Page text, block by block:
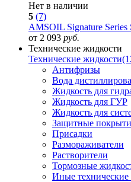
Нет в наличии
5 (7)
AMSOIL Signature
от 2 093 руб.
Технические жидкости
Технические жидкости
Антифризы
Вода
Жидкость для
Жидкость для ГУР
Жидкость для
Защитные
Присадки
Размораживатели
Растворители
Тормозные
Иные технические